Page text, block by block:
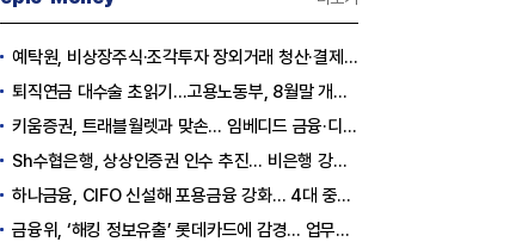
예탁원, 비상장주식·조각투자 장외거래 청산·결제 인프라 구축 착수
퇴직연금 대수술 초읽기…고용노동부, 8월말 개정안 발표
키움증권, 트래블월렛과 맞손… 임베디드 금융·디지털 자산 신사업 추진
Sh수협은행, 상상인증권 인수 추진… 비은행 강화 ‘금융그룹’ 도약 발판
하나금융, CIFO 신설해 포용금융 강화… 4대 중심축 중심 상반기 목표 60% 달성
금융위, ‘해킹 정보유출’ 롯데카드에 감경... 업무정지 1.5개월